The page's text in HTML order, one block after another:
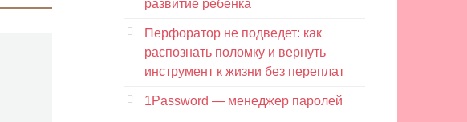
развитие ребенка
Перфоратор не подведет: как
распознать поломку и вернуть
инструмент к жизни без переплат
1Password — менеджер паролей